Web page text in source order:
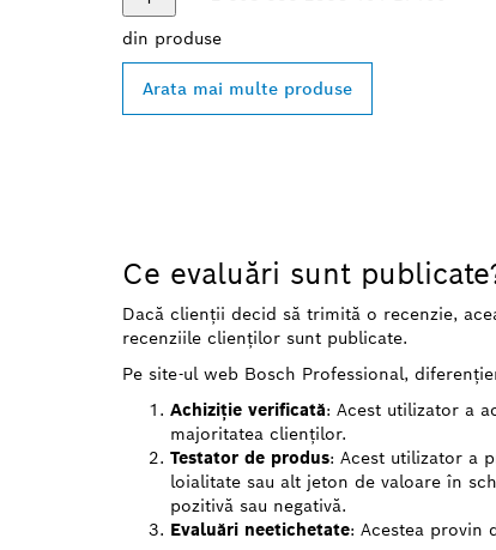
din produse
Arata mai multe produse
Ce evaluări sunt
Dacă clienții decid să trimită o recenzie,
recenziile clienților sunt publicate.
Pe site-ul web Bosch Professional,
Achiziție verificată: Acest utilizator a
majoritatea clienților.
Testator de produs: Acest utilizator a
loialitate sau alt jeton de valoare în
pozitivă sau negativă.
Evaluări neetichetate: Acestea provin